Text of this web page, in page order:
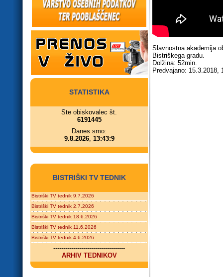
STATISTIKA
Ste obiskovalec št.
6191445
Danes smo:
9.8.2026, 13:43:9
BISTRIŠKI TV TEDNIK
Bistriški TV tednik 9.7.2026
Bistriški TV tednik 2.7.2026
Bistriški TV tednik 18.6.2026
Bistriški TV tednik 11.6.2026
Bistriški TV tednik 4.6.2026
------------------------------------
ARHIV TEDNIKOV
Slavnostna akademija
Bistriškega gradu.
Dolžina: 52min.
Predvajano: 15.3.2018,